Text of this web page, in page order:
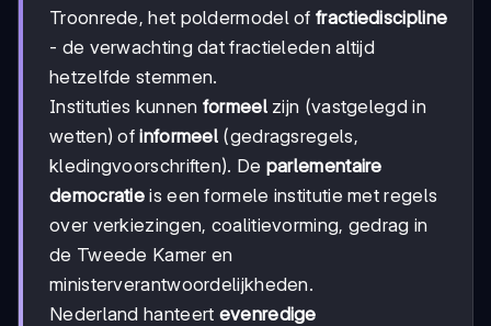
Troonrede, het poldermodel offractiediscipline
- de verwachting dat fractieleden altijd
hetzelfde stemmen.
Instituties kunnen formeelzijn (vastgelegd in
wetten) ofinformeel (gedragsregels,
kledingvoorschriften). De parlementaire
democratie is een formele institutie met regels
over verkiezingen, coalitievorming, gedrag in
de Tweede Kamer en
ministerverantwoordelijkheden.
Nederland hanteert evenredige